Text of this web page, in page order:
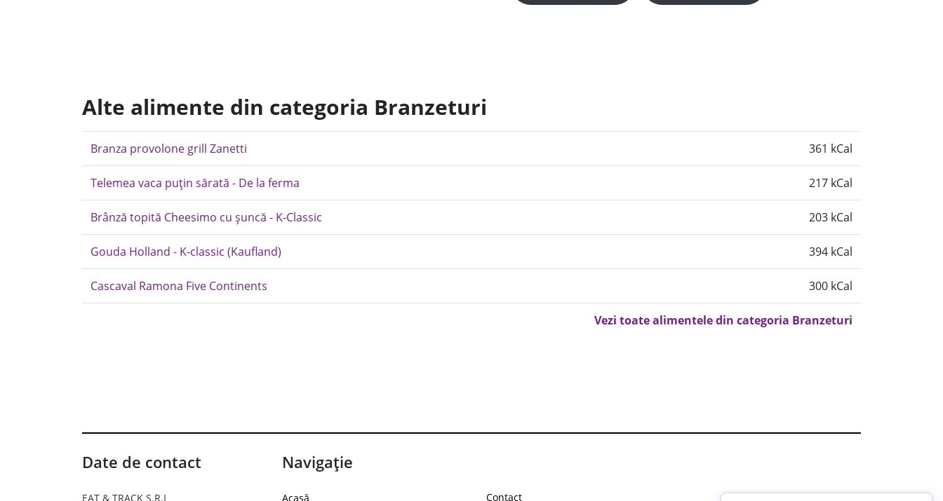
Alte alimente din categoria Branzeturi
Branza provolone grill Zanetti 361 kCal
Telemea vaca puțin sărată - De la ferma 217 kCal
Brânză topită Cheesimo cu șuncă - K-Classic 203 kCal
Gouda Holland - K-classic (Kaufland) 394 kCal
Cascaval Ramona Five Continents 300 kCal
Vezi toate alimentele din categoria Branzeturi
Date de contact
EAT & TRACK S.R.L
Navigație
Acasă
Contact